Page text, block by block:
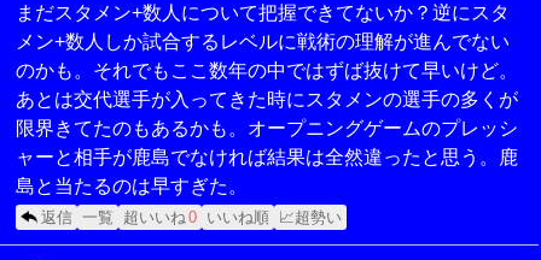
まだスタメン+数人について把握できてないか？逆にスタ
メン+数人しか試合するレベルに戦術の理解が進んでない
のかも。それでもここ数年の中ではずば抜けて早いけど。
あとは交代選手が入ってきた時にスタメンの選手の多くが
限界きてたのもあるかも。オープニングゲームのプレッシ
ャーと相手が鹿島でなければ結果は全然違ったと思う。鹿
島と当たるのは早すぎた。
返信 一覧 超いいね0 いいね順 📈超勢い